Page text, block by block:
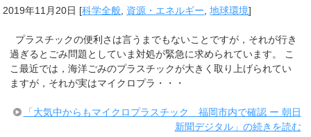
2019年11月20日 [科学全般, 資源・エネルギー,地球環境]
プラスチックの便利さは言うまでもないことですが，それが行き
過ぎるとごみ問題としていま対処が緊急に求められています。 こ
こ最近では，海洋ごみのプラスチックが大きく取り上げられてい
ますが，それが実はマイクロプラ・・・
「大気中からもマイクロプラスチック 福岡市内で確認 ー 朝日
新聞デジタル」の続きを読む